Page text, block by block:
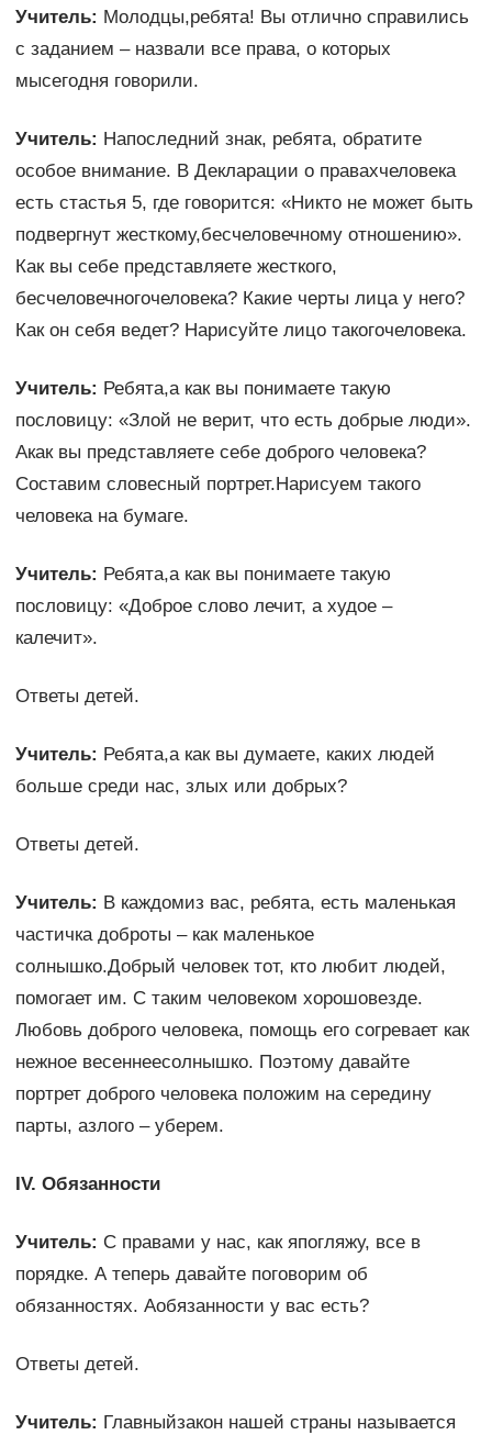
Учитель: Молодцы,ребята! Вы отлично справились
с заданием – назвали все права, о которых
мысегодня говорили.
Учитель: Напоследний знак, ребята, обратите
особое внимание. В Декларации о правахчеловека
есть стастья 5, где говорится: «Никто не может быть
подвергнут жесткому,бесчеловечному отношению».
Как вы себе представляете жесткого,
бесчеловечногочеловека? Какие черты лица у него?
Как он себя ведет? Нарисуйте лицо такогочеловека.
Учитель: Ребята,а как вы понимаете такую
пословицу: «Злой не верит, что есть добрые люди».
Акак вы представляете себе доброго человека?
Составим словесный портрет.Нарисуем такого
человека на бумаге.
Учитель: Ребята,а как вы понимаете такую
пословицу: «Доброе слово лечит, а худое –
калечит».
Ответы детей.
Учитель: Ребята,а как вы думаете, каких людей
больше среди нас, злых или добрых?
Ответы детей.
Учитель: В каждомиз вас, ребята, есть маленькая
частичка доброты – как маленькое
солнышко.Добрый человек тот, кто любит людей,
помогает им. С таким человеком хорошовезде.
Любовь доброго человека, помощь его согревает как
нежное весеннеесолнышко. Поэтому давайте
портрет доброго человека положим на середину
парты, азлого – уберем.
IV. Обязанности
Учитель: C правами у нас, как япогляжу, все в
порядке. А теперь давайте поговорим об
обязанностях. Аобязанности у вас есть?
Ответы детей.
Учитель: Главныйзакон нашей страны называется